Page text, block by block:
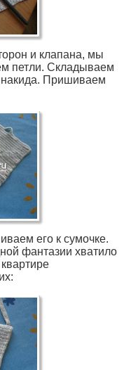
и клапана, мы
петли. Складываем
накида. Пришиваем
его к сумочке.
фантазии хватило